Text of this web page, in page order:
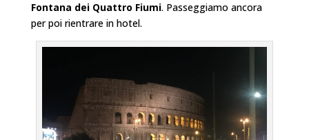
Fontana dei Quattro Fiumi. Passeggiamo ancora
per poi rientrare in hotel.